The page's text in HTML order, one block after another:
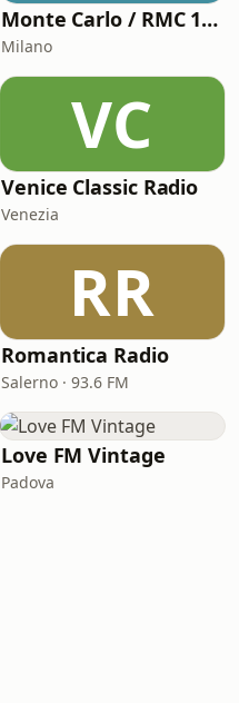
Monte Carlo / RMC 1 - Love Songs
Milano
VC
Venice Classic Radio
Venezia
RR
Romantica Radio
Salerno · 93.6 FM
Love FM Vintage
Padova